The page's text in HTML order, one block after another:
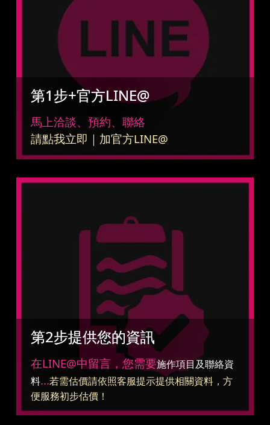
第1步+官方LINE@
馬上洽談、預約、聯絡
請點我立即｜加官方LINE@
第2步提供您的資訊
在LINE@中留言，您需要施作項目及聯絡資
料...若需估價請依照客服提示提供相關資料，方
便服務初步估價！